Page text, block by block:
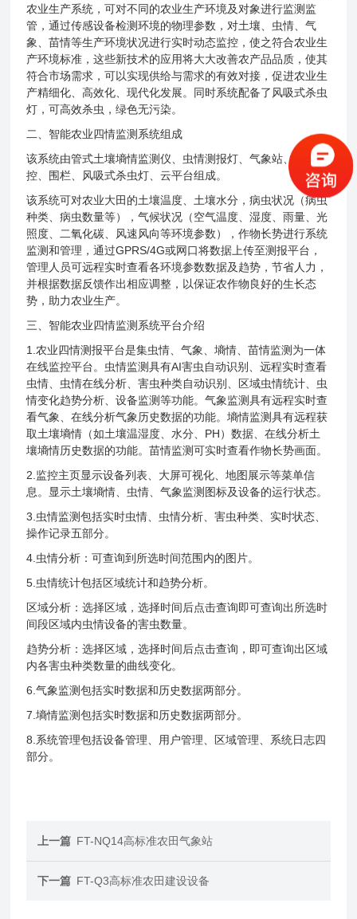
农业生产系统，可对不同的农业生产环境及对象进行监测监
管，通过传感设备检测环境的物理参数，对土壤、虫情、气
象、苗情等生产环境状况进行实时动态监控，使之符合农业生
产环境标准，这些新技术的应用将大大改善农产品品质，使其
符合市场需求，可以实现供给与需求的有效对接，促进农业生
产精细化、高效化、现代化发展。同时系统配备了风吸式杀虫
灯，可高效杀虫，绿色无污染。
二、智能农业四情监测系统组成
该系统由管式土壤墒情监测仪、虫情测报灯、气象站、视频监
控、围栏、风吸式杀虫灯、云平台组成。
该系统可对农业大田的土壤温度、土壤水分，病虫状况（病虫
种类、病虫数量等），气候状况（空气温度、湿度、雨量、光
照度、二氧化碳、风速风向等环境参数），作物长势进行系统
监测和管理，通过GPRS/4G或网口将数据上传至测报平台，
管理人员可远程实时查看各环境参数数据及趋势，节省人力，
并根据数据反馈作出相应调整，以保证农作物良好的生长态
势，助力农业生产。
三、智能农业四情监测系统平台介绍
1.农业四情测报平台是集虫情、气象、墒情、苗情监测为一体
在线监控平台。虫情监测具有AI害虫自动识别、远程实时查看
虫情、虫情在线分析、害虫种类自动识别、区域虫情统计、虫
情变化趋势分析、设备监测等功能。气象监测具有远程实时查
看气象、在线分析气象历史数据的功能。墒情监测具有远程获
取土壤墒情（如土壤温湿度、水分、PH）数据、在线分析土
壤墒情历史数据的功能。苗情监测可实时查看作物长势画面。
2.监控主页显示设备列表、大屏可视化、地图展示等菜单信
息。显示土壤墒情、虫情、气象监测图标及设备的运行状态。
3.虫情监测包括实时虫情、虫情分析、害虫种类、实时状态、
操作记录五部分。
4.虫情分析：可查询到所选时间范围内的图片。
5.虫情统计包括区域统计和趋势分析。
区域分析：选择区域，选择时间后点击查询即可查询出所选时
间段区域内虫情设备的害虫数量。
趋势分析：选择区域，选择时间后点击查询，即可查询出区域
内各害虫种类数量的曲线变化。
6.气象监测包括实时数据和历史数据两部分。
7.墒情监测包括实时数据和历史数据两部分。
8.系统管理包括设备管理、用户管理、区域管理、系统日志四
部分。
上一篇 FT-NQ14高标准农田气象站
下一篇 FT-Q3高标准农田建设设备